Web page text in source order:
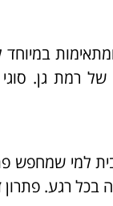
רמת גן. סוגי
למי שמחפש
רגע. פתרון